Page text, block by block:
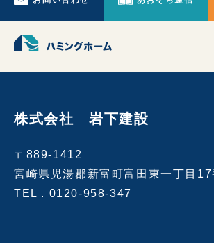
株式会社 岩下建設
〒889-1412
宮崎県児湯郡新富町富田東一丁目17
TEL . 0120-958-347